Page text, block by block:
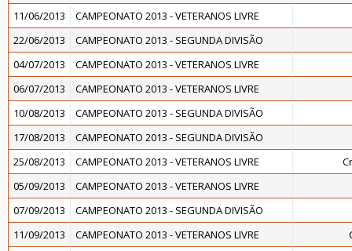
11/06/2013
CAMPEONATO 2013 - VETERANOS LIVRE
22/06/2013
CAMPEONATO 2013 - SEGUNDA DIVISÃO
04/07/2013
CAMPEONATO 2013 - VETERANOS LIVRE
06/07/2013
CAMPEONATO 2013 - VETERANOS LIVRE
10/08/2013
CAMPEONATO 2013 - SEGUNDA DIVISÃO
17/08/2013
CAMPEONATO 2013 - SEGUNDA DIVISÃO
25/08/2013
CAMPEONATO 2013 - VETERANOS LIVRE
05/09/2013
CAMPEONATO 2013 - VETERANOS LIVRE
07/09/2013
CAMPEONATO 2013 - SEGUNDA DIVISÃO
11/09/2013
CAMPEONATO 2013 - VETERANOS LIVRE